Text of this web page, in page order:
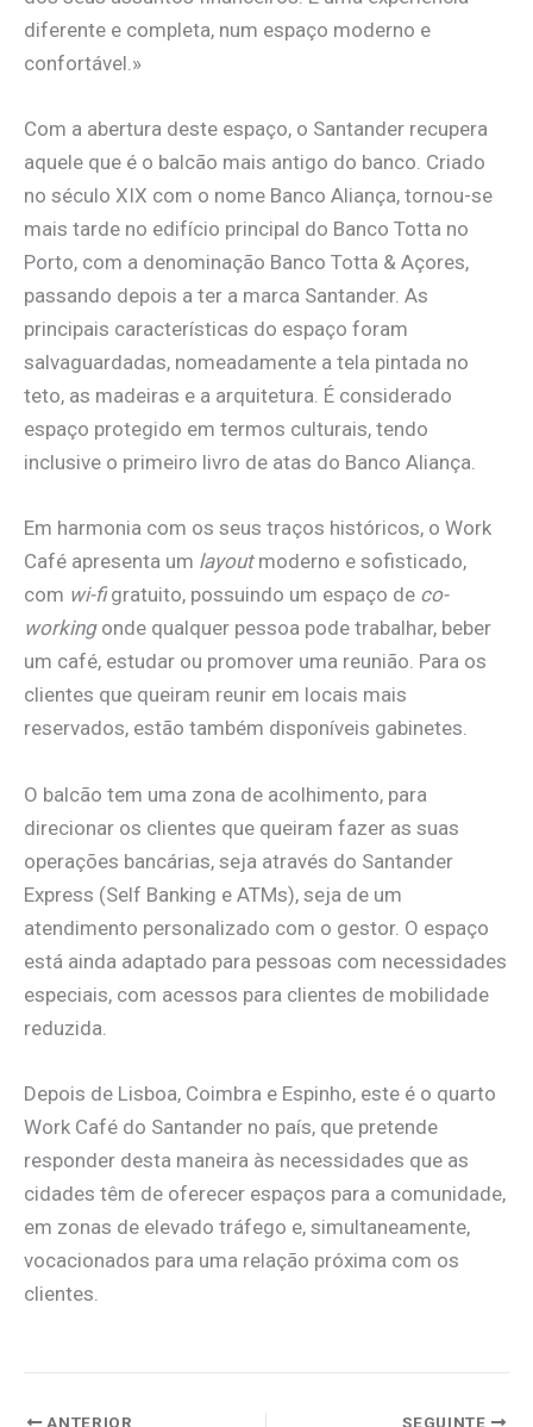
diferente e completa, num espaço moderno e
confortável.»
Com a abertura deste espaço, o Santander recupera
aquele que é o balcão mais antigo do banco. Criado
no século XIX com o nome Banco Aliança, tornou-se
mais tarde no edifício principal do Banco Totta no
Porto, com a denominação Banco Totta & Açores,
passando depois a ter a marca Santander. As
principais características do espaço foram
salvaguardadas, nomeadamente a tela pintada no
teto, as madeiras e a arquitetura. É considerado
espaço protegido em termos culturais, tendo
inclusive o primeiro livro de atas do Banco Aliança.
Em harmonia com os seus traços históricos, o Work
Café apresenta um layout moderno e sofisticado,
com wi-figratuito, possuindo um espaço de co-
workingonde qualquer pessoa pode trabalhar, beber
um café, estudar ou promover uma reunião. Para os
clientes que queiram reunir em locais mais
reservados, estão também disponíveis gabinetes.
O balcão tem uma zona de acolhimento, para
direcionar os clientes que queiram fazer as suas
operações bancárias, seja através do Santander
Express (Self Banking e ATMs), seja de um
atendimento personalizado com o gestor. O espaço
está ainda adaptado para pessoas com necessidades
especiais, com acessos para clientes de mobilidade
reduzida.
Depois de Lisboa, Coimbra e Espinho, este é o quarto
Work Café do Santander no país, que pretende
responder desta maneira às necessidades que as
cidades têm de oferecer espaços para a comunidade,
em zonas de elevado tráfego e, simultaneamente,
vocacionados para uma relação próxima com os
clientes.
ANTERIOR SEGUINTE